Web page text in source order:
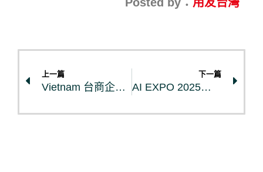
上一篇
Vietnam 台商企業在越南的知識分享｜什麼是MISA？
下一篇
AI EXPO 2025｜演講重溫與簡報下載